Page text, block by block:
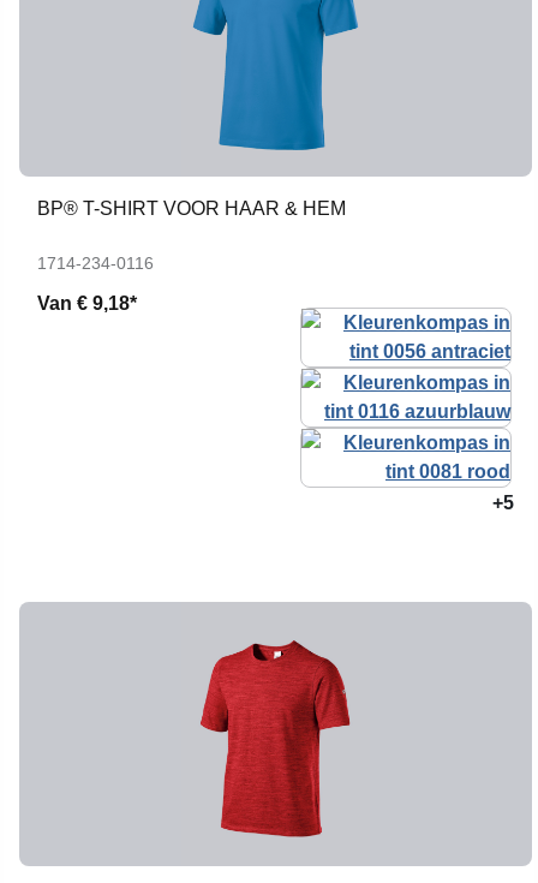
BP® T-SHIRT VOOR HAAR & HEM
1714-234-0116
Van € 9,18*
+5